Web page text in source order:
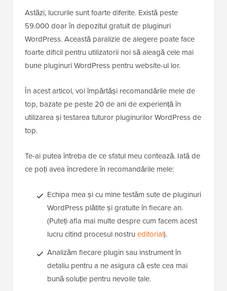
Astăzi, lucrurile sunt foarte diferite. Există peste
59.000 doar în depozitul gratuit de pluginuri
WordPress. Această paralizie de alegere poate face
foarte dificil pentru utilizatorii noi să aleagă cele mai
bune pluginuri WordPress pentru website-ul lor.
În acest articol, voi împărtăși recomandările mele de
top, bazate pe peste 20 de ani de experiență în
utilizarea și testarea tuturor pluginurilor WordPress de
top.
Te-ai putea întreba de ce sfatul meu contează. Iată de
ce poți avea încredere în recomandările mele:
Echipa mea și cu mine testăm sute de pluginuri
WordPress plătite și gratuite în fiecare an.
(Puteți afla mai multe despre cum facem acest
lucru citind procesul nostru editorial).
Analizăm fiecare plugin sau instrument în
detaliu pentru a ne asigura că este cea mai
bună soluție pentru nevoile tale.